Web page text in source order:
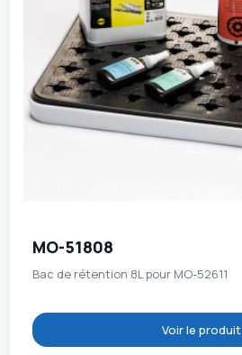
MO-51808
Bac de rétention 8L pour MO-52611
Voir le produit